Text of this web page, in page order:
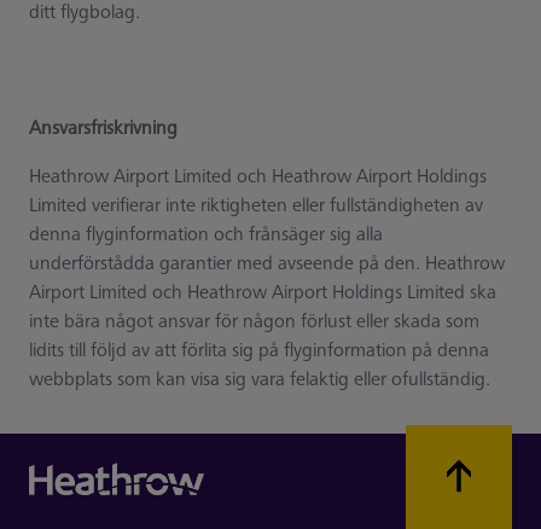
ditt flygbolag.
Ansvarsfriskrivning
Heathrow Airport Limited och Heathrow Airport Holdings
Limited verifierar inte riktigheten eller fullständigheten av
denna flyginformation och frånsäger sig alla
underförstådda garantier med avseende på den. Heathrow
Airport Limited och Heathrow Airport Holdings Limited ska
inte bära något ansvar för någon förlust eller skada som
lidits till följd av att förlita sig på flyginformation på denna
webbplats som kan visa sig vara felaktig eller ofullständig.